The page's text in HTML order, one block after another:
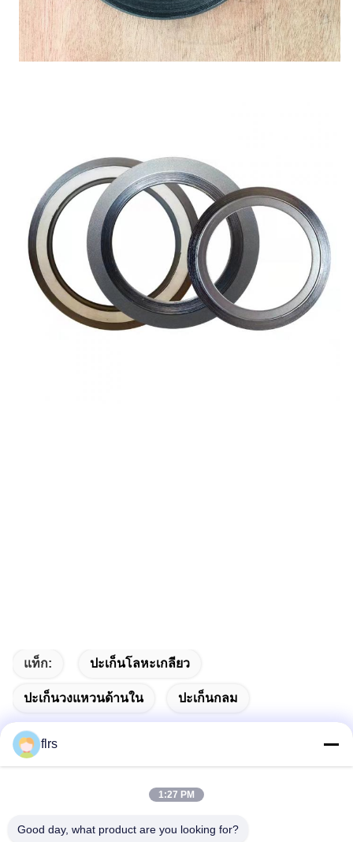
แท็ก: ปะเก็นโลหะเกลียว
ปะเก็นวงแหวนด้านใน ปะเก็นกลม
ที่อยู่
flrs
1:27 PM
Good day, what product are you looking for?